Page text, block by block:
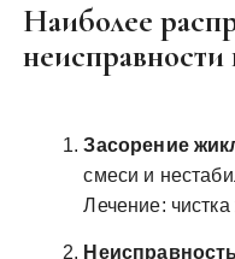
Наиболее
Засорение
смеси и
Лечение: